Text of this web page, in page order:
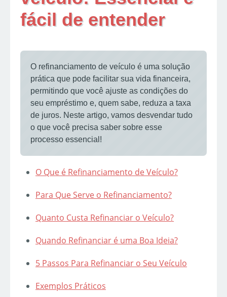
fácil de entender
O refinanciamento de veículo é uma solução
prática que pode facilitar sua vida financeira,
permitindo que você ajuste as condições do
seu empréstimo e, quem sabe, reduza a taxa
de juros. Neste artigo, vamos desvendar tudo
o que você precisa saber sobre esse
processo essencial!
O Que é Refinanciamento de Veículo?
Para Que Serve o Refinanciamento?
Quanto Custa Refinanciar o Veículo?
Quando Refinanciar é uma Boa Ideia?
5 Passos Para Refinanciar o Seu Veículo
Exemplos Práticos